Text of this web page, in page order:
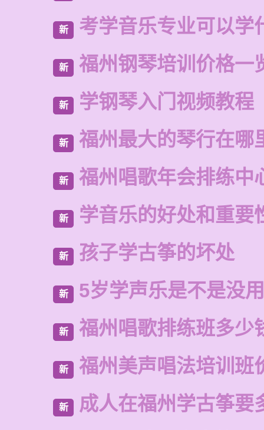
新 考学音乐专业可以学
新 福州钢琴培训价格一
新 学钢琴入门视频教程
新 福州最大的琴行在哪
新 福州唱歌年会排练中
新 学音乐的好处和重要
新 孩子学古筝的坏处
新 5岁学声乐是不是没用
新 福州唱歌排练班多少
新 福州美声唱法培训班
新 成人在福州学古筝要